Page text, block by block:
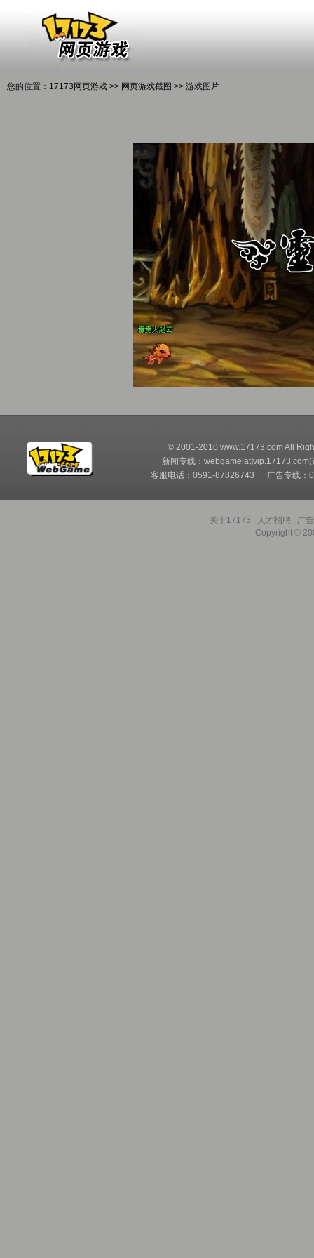
您的位置： 17173网页游戏 >> 网页游戏截图 >> 游戏图片
© 2001-2010 www.17173.com All
新闻专线：webgame[at]vip.17173.com(
客服电话：0591-87826743 广告专线
关于17173 人才招聘
广
Copyright ©